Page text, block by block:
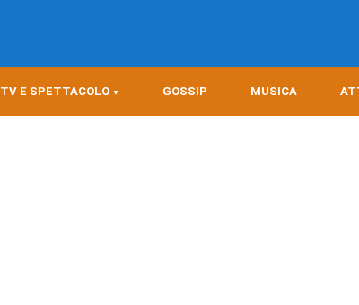
TV E SPETTACOLO GOSSIP MUSICA